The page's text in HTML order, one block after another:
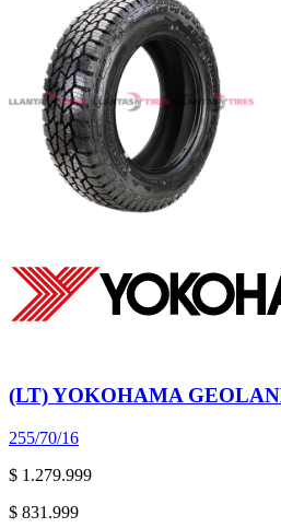
(LT) YOKOHAMA
255/70/16
$ 1.279.999
$ 831.999